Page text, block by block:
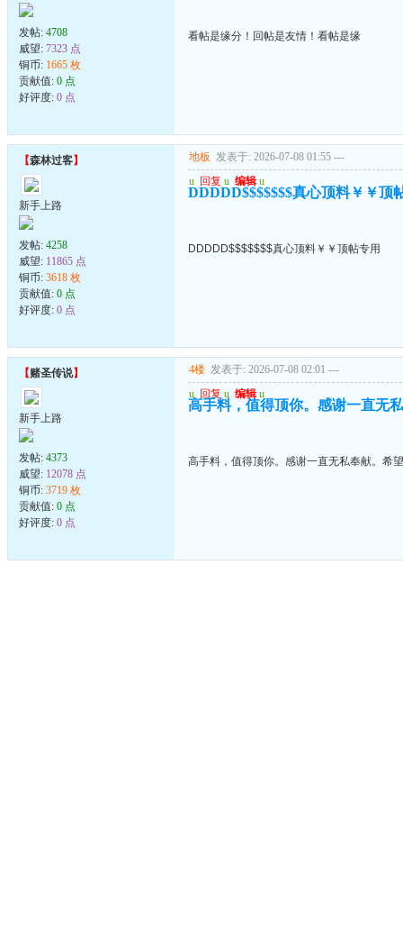
发帖: 4708
威望: 7323 点
铜币: 1665 枚
贡献值: 0 点
好评度: 0 点
看帖是缘分！回帖是友情！看帖是缘
【森林过客】
新手上路
发帖: 4258
威望: 11865 点
铜币: 3618 枚
贡献值: 0 点
好评度: 0 点
地板 发表于: 2026-07-08 01:55 ---
u 回复 u 编辑 u
DDDDD$$$$$$$真心顶料￥￥顶
DDDDD$$$$$$$真心顶料￥￥顶帖专用
【赌圣传说】
新手上路
发帖: 4373
威望: 12078 点
铜币: 3719 枚
贡献值: 0 点
好评度: 0 点
4楼 发表于: 2026-07-08 02:01 ---
u 回复 u 编辑 u
高手料，值得顶你。感谢一直无
高手料，值得顶你。感谢一直无私奉献。希